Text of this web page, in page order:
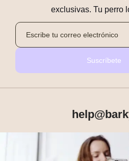
exclusivas. Tu perro
Suscríbete